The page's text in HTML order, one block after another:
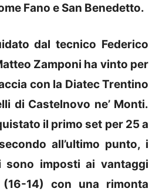
Fano e San Benedetto.
dal tecnico Federico
Zamponi ha vinto per
con la Diatec Trentino
di Castelnovo ne’ Monti.
il primo set per 25 a
all’ultimo punto, i
sono imposti ai vantaggi
14) con una rimonta